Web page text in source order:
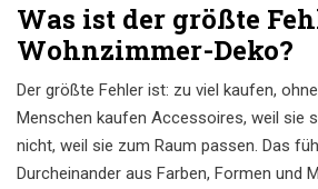
Was ist der größte
Wohnzimmer-Deko?
Der größte Fehler ist: zu viel kaufen,
Menschen kaufen Accessoires, weil sie
nicht, weil sie zum Raum passen. Das
Durcheinander aus Farben, Formen und